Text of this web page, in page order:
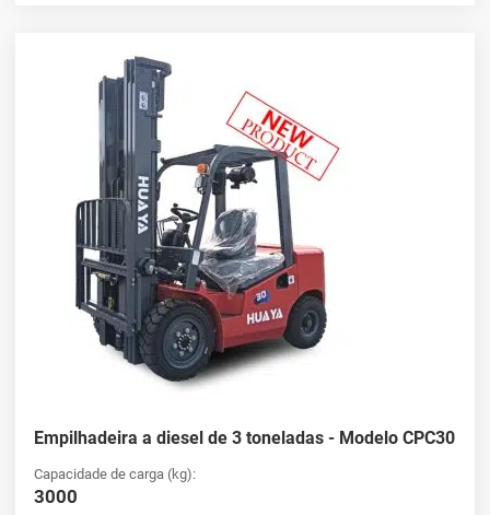
Empilhadeira a diesel de 3 toneladas - Modelo CPC30
Capacidade de carga (kg):
3000